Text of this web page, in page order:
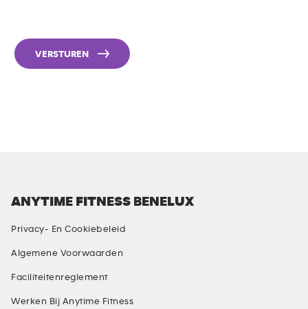
VERSTUREN
ANYTIME FITNESS BENELUX
Privacy- En Cookiebeleid
Algemene Voorwaarden
Faciliteitenreglement
Werken Bij Anytime Fitness